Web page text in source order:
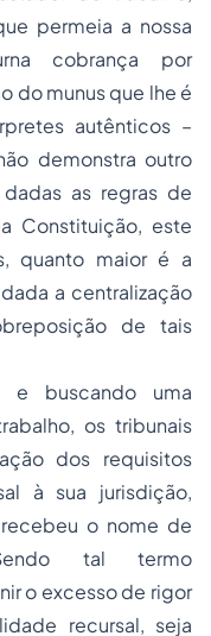
permeia a nossa
cobrança por
domunusque lhe é
autênticos –
demonstra outro
as regras de
Constituição, este
quanto maior é a
a centralização
de tais
e buscando uma
os tribunais
dos requisitos
à sua jurisdição,
o nome de
tal termo
o excesso de rigor
recursal, seja